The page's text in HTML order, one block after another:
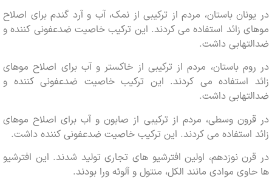
باستان، مردم از ترکیبی از نمک، آب و آرد گندم برای اصلاح
زائد استفاده می کردند. این ترکیب خاصیت ضدعفونی کننده و
داشت.
باستان، مردم از ترکیبی از خاکستر و آب برای اصلاح موهای
استفاده می کردند. این ترکیب خاصیت ضدعفونی کننده و
داشت.
وسطی، مردم از ترکیبی از صابون و آب برای اصلاح موهای
استفاده می کردند. این ترکیب خاصیت ضدعفونی کننده داشت.
نوزدهم، اولین افترشیو های تجاری تولید شدند. این افترشیو
موادی مانند الکل، منتول و آلوئه ورا بودند.